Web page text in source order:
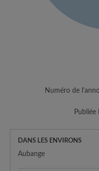
Numéro de
DANS LES ENVIRONS
Aubange